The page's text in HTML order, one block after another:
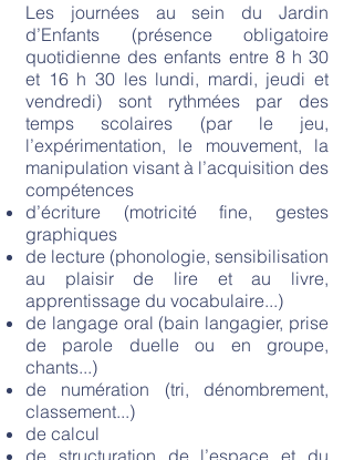
Les journées au sein du Jardin
d’Enfants (présence obligatoire
quotidienne des enfants entre 8 h 30
et 16 h 30 les lundi, mardi, jeudi et
vendredi) sont rythmées par des
temps scolaires (par le jeu,
l’expérimentation, le mouvement, la
manipulation visant à l’acquisition des
compétences
d’écriture (motricité fine, gestes
graphiques
de lecture (phonologie, sensibilisation
au plaisir de lire et au livre,
apprentissage du vocabulaire...)
de langage oral (bain langagier, prise
de parole duelle ou en groupe,
chants...)
de numération (tri, dénombrement,
classement...)
de calcul
de structuration de l’espace et du